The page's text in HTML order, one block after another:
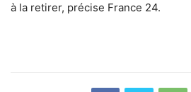
à la retirer, précise France 24.